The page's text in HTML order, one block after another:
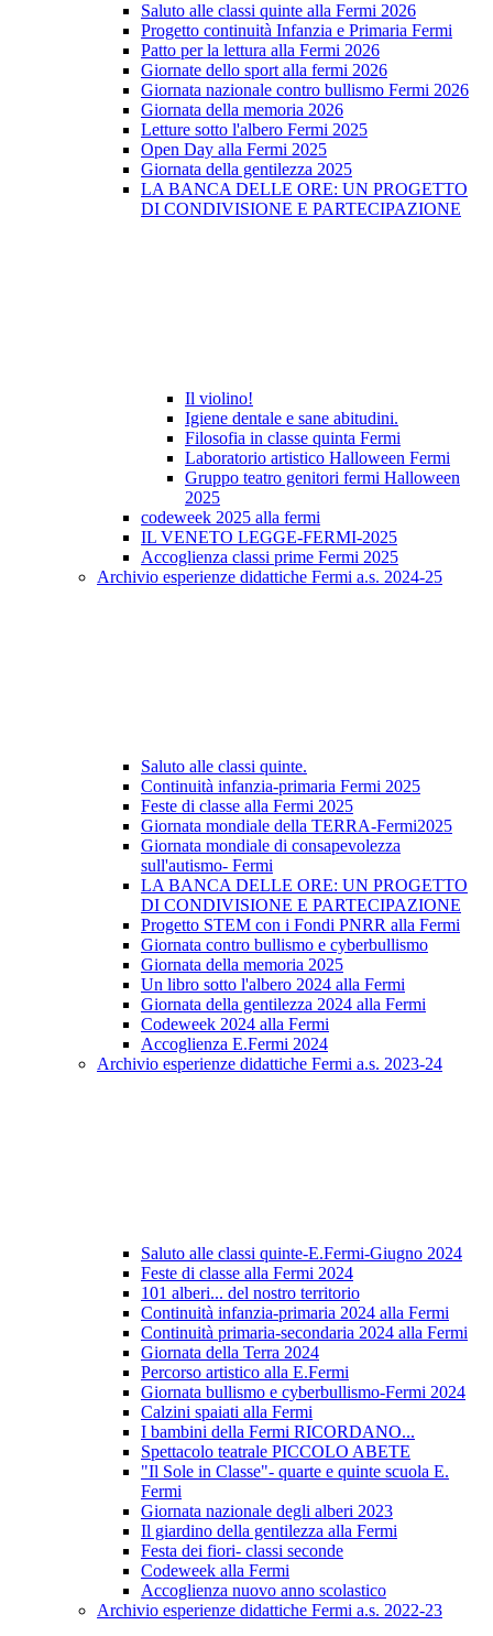
Saluto alle classi quinte alla Fermi 2026
Progetto continuità Infanzia e Primaria Fermi
Patto per la lettura alla Fermi 2026
Giornate dello sport alla fermi 2026
Giornata nazionale contro bullismo Fermi 2026
Giornata della memoria 2026
Letture sotto l'albero Fermi 2025
Open Day alla Fermi 2025
Giornata della gentilezza 2025
LA BANCA DELLE ORE: UN PROGETTO
DI CONDIVISIONE E PARTECIPAZIONE
Il violino!
Igiene dentale e sane abitudini.
Filosofia in classe quinta Fermi
Laboratorio artistico Halloween Fermi
Gruppo teatro genitori fermi Halloween
2025
codeweek 2025 alla fermi
IL VENETO LEGGE-FERMI-2025
Accoglienza classi prime Fermi 2025
Archivio esperienze didattiche Fermi a.s. 2024-25
Saluto alle classi quinte.
Continuità infanzia-primaria Fermi 2025
Feste di classe alla Fermi 2025
Giornata mondiale della TERRA-Fermi2025
Giornata mondiale di consapevolezza
sull'autismo- Fermi
LA BANCA DELLE ORE: UN PROGETTO
DI CONDIVISIONE E PARTECIPAZIONE
Progetto STEM con i Fondi PNRR alla Fermi
Giornata contro bullismo e cyberbullismo
Giornata della memoria 2025
Un libro sotto l'albero 2024 alla Fermi
Giornata della gentilezza 2024 alla Fermi
Codeweek 2024 alla Fermi
Accoglienza E.Fermi 2024
Archivio esperienze didattiche Fermi a.s. 2023-24
Saluto alle classi quinte-E.Fermi-Giugno 2024
Feste di classe alla Fermi 2024
101 alberi... del nostro territorio
Continuità infanzia-primaria 2024 alla Fermi
Continuità primaria-secondaria 2024 alla Fermi
Giornata della Terra 2024
Percorso artistico alla E.Fermi
Giornata bullismo e cyberbullismo-Fermi 2024
Calzini spaiati alla Fermi
I bambini della Fermi RICORDANO...
Spettacolo teatrale PICCOLO ABETE
"Il Sole in Classe"- quarte e quinte scuola E.
Fermi
Giornata nazionale degli alberi 2023
Il giardino della gentilezza alla Fermi
Festa dei fiori- classi seconde
Codeweek alla Fermi
Accoglienza nuovo anno scolastico
Archivio esperienze didattiche Fermi a.s. 2022-23